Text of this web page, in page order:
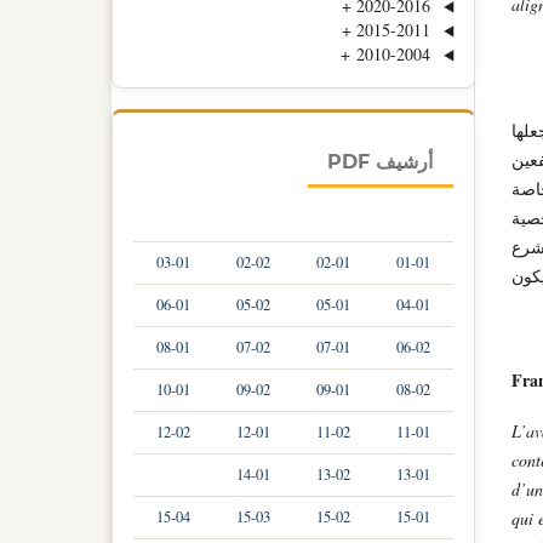
الخاصة للإفراد من خلال القانون 17/08 ليكون
qui
+
+
+
أرشيف PDF
01-01
02-01
02-02
03-01
04-01
05-01
05-02
06-01
06-02
07-01
07-02
08-01
08-02
09-01
09-02
10-01
11-01
11-02
12-01
12-02
13-01
13-02
14-01
15-01
15-02
15-03
15-04